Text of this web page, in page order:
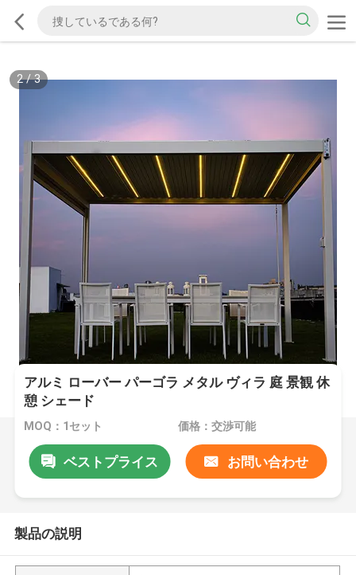
2/3
アルミ ローバー パーゴラ メタル ヴィラ 庭 景観 休
憩 シェード
MOQ：1セット 価格：交渉可能
ベストプライス お問い合わせ
製品の説明